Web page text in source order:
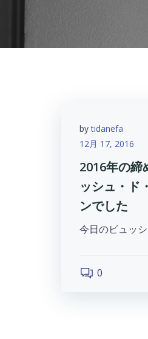
bytidanefa
12月 17, 2016
2016年の締
ッシュ・ド
ンでした
今日のビュッ
0